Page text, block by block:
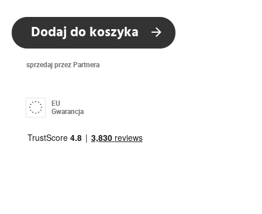
Dodaj do koszyka
sprzedaj przez Partnera
EU
Gwarancja